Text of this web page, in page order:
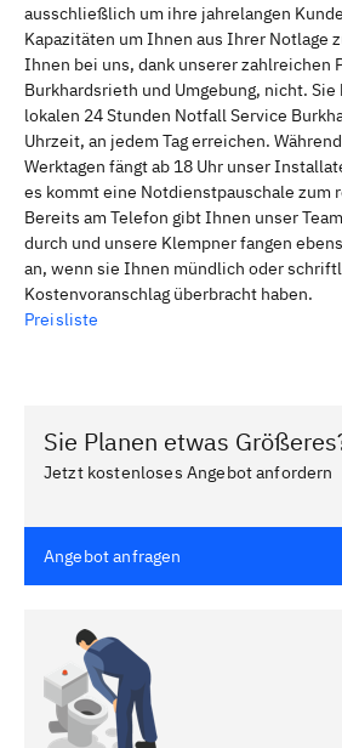
ausschließlich um ihre jahrelangen
Kapazitäten um Ihnen aus Ihrer Notlage
Ihnen bei uns, dank unserer zahlreichen
Burkhardsrieth und Umgebung, nicht.
lokalen 24 Stunden Notfall Service
Uhrzeit, an jedem Tag erreichen.
Werktagen fängt ab 18 Uhr unser
es kommt eine Notdienstpauschale zum
Bereits am Telefon gibt Ihnen unser
durch und unsere Klempner fangen
an, wenn sie Ihnen mündlich oder
Kostenvoranschlag überbracht haben.
Preisliste
Sie Planen etwas
Jetzt kostenloses Angebot anfordern
Angebot anfragen